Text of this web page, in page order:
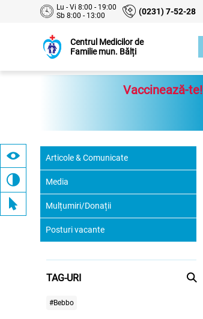
Lu - Vi 8:00 - 19:00
Sb 8:00 - 13:00
(0231) 7-52-28
Centrul Medicilor de
Familie mun. Bălți
Vaccinează-te!
Articole & Comunicate
Media
Mulțumiri/Donații
Posturi vacante
TAG-URI
#Bebbo